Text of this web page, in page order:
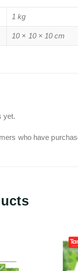
1 kg
10 × 10 × 10 cm
yet.
who have